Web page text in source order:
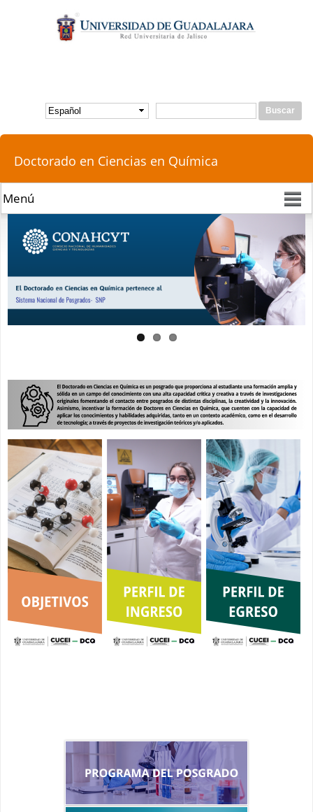
contenido
principal
Formulario de búsqueda
Buscar
Doctorado en Ciencias en Química